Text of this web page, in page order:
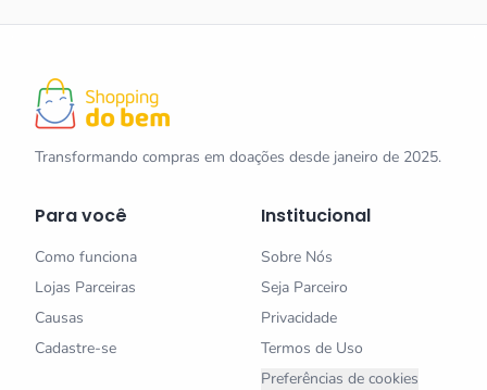
Transformando compras em doações desde janeiro de 2025.
Para você
Como funciona
Lojas Parceiras
Causas
Cadastre-se
Institucional
Sobre Nós
Seja Parceiro
Privacidade
Termos de Uso
Preferências de cookies